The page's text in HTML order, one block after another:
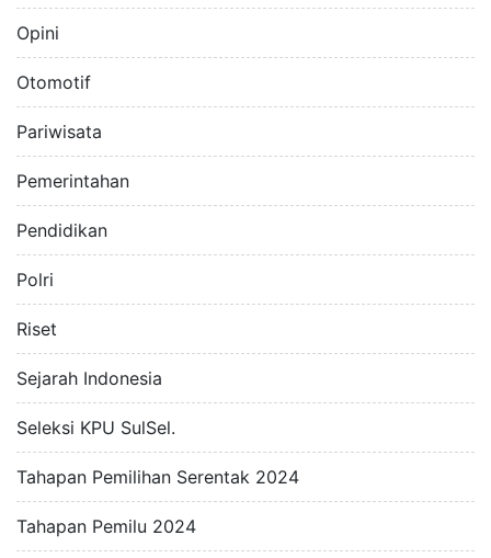
Opini
Otomotif
Pariwisata
Pemerintahan
Pendidikan
Polri
Riset
Sejarah Indonesia
Seleksi KPU SulSel.
Tahapan Pemilihan Serentak 2024
Tahapan Pemilu 2024